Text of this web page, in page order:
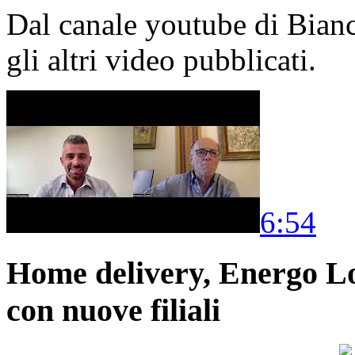
Dal canale youtube di
gli altri video pubblicati.
6:54
Home delivery, Energo
con nuove filiali